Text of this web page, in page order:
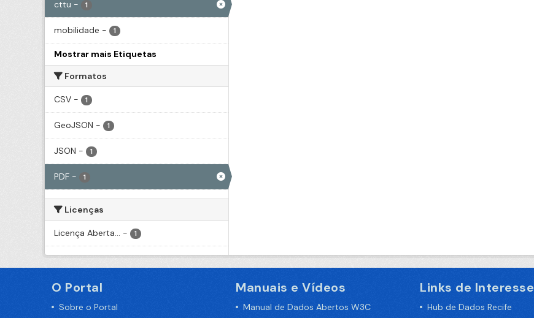
cttu - 1
mobilidade - 1
Mostrar mais Etiquetas
Formatos
CSV - 1
GeoJSON - 1
JSON - 1
PDF - 1
Licenças
Licença Aberta... - 1
O Portal
Sobre o Portal
Manuais e Vídeos
Manual de Dados Abertos W3C
Links de Interesse
Hub de Dados Recife